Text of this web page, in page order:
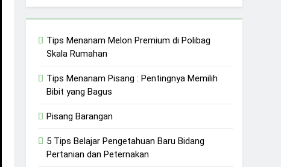
Tips Menanam Melon Premium di Polibag
Skala Rumahan
Tips Menanam Pisang : Pentingnya Memilih
Bibit yang Bagus
Pisang Barangan
5 Tips Belajar Pengetahuan Baru Bidang
Pertanian dan Peternakan